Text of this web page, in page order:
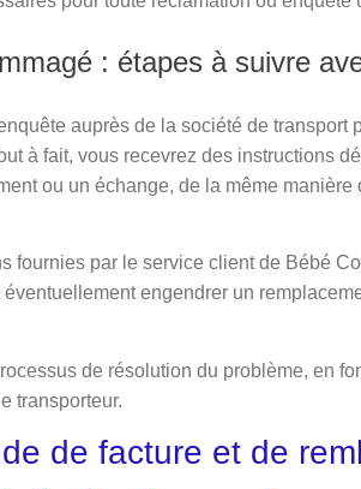
: étapes à suivre
auprès de la société de transport
à fait, vous recevrez des instructions
ou un échange, de la même
fournies par le service client de Bébé
engendrer un
de résolution du problème, en
transporteur.
de facture et de